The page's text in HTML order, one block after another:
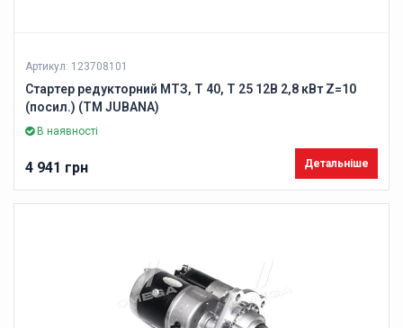
Артикул: 123708101
Стартер редукторний МТЗ, Т 40, Т 25 12В 2,8 кВт Z=10
(посил.) (ТМ JUBANA)
В наявності
4 941 грн Детальніше